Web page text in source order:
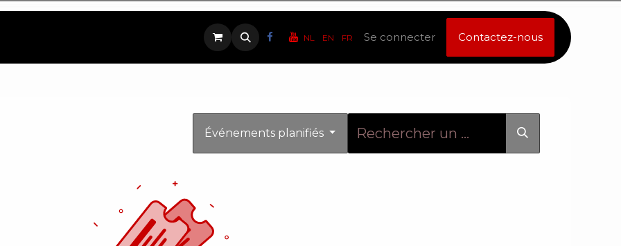
NL EN FR Se connecter Contactez-nous
Événements planifiés